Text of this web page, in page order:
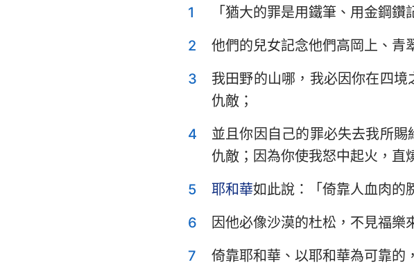
利未記 民數記
申命記 約書亞記
士師記 路得記
撒母耳記上
列王紀上 列王紀下
歷代志上 歷代志下
以斯拉記 尼希米記
以斯帖記 約伯記
詩篇 箴言
22
43
1
「猶大的罪是用鐵筆、用金鋼
2
他們的兒女記念他們高岡上、青
3
我田野的山哪，我必因你在四
仇敵；
4
並且你因自己的罪必失去我所
仇敵；因為你使我怒中起火，直
5
耶和華如此說：「倚靠人血肉的
6
因他必像沙漠的杜松，不見福樂
7
倚靠耶和華、以耶和華為可靠的